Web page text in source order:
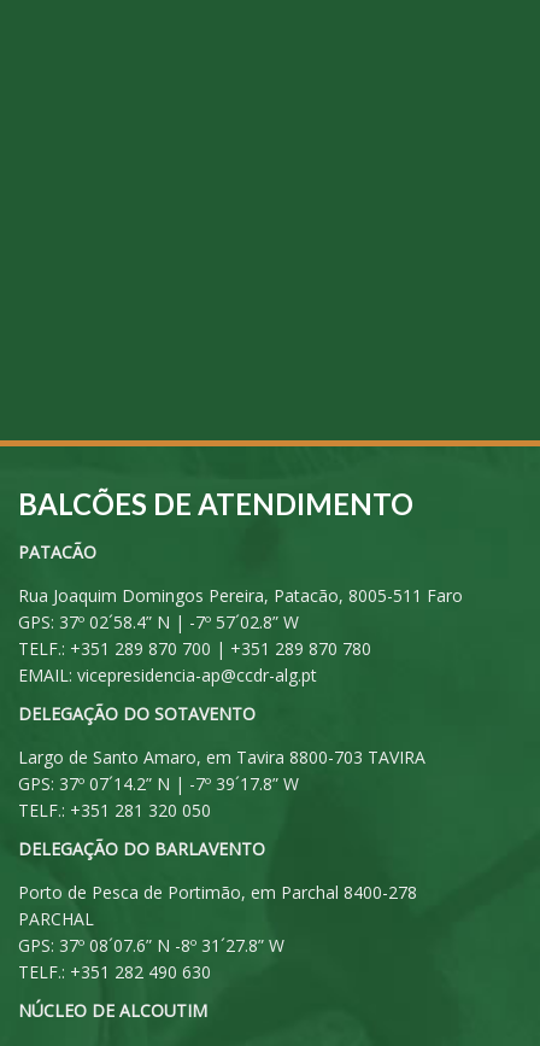
BALCÕES DE ATENDIMENTO
PATACÃO
Rua Joaquim Domingos Pereira, Patacão, 8005-511 Faro
GPS: 37º 02´58.4” N | -7º 57´02.8” W
TELF.: +351 289 870 700 | +351 289 870 780
EMAIL: vicepresidencia-ap@ccdr-alg.pt
DELEGAÇÃO DO SOTAVENTO
Largo de Santo Amaro, em Tavira 8800-703 TAVIRA
GPS: 37º 07´14.2” N | -7º 39´17.8” W
TELF.: +351 281 320 050
DELEGAÇÃO DO BARLAVENTO
Porto de Pesca de Portimão, em Parchal 8400-278
PARCHAL
GPS: 37º 08´07.6” N -8º 31´27.8” W
TELF.: +351 282 490 630
NÚCLEO DE ALCOUTIM